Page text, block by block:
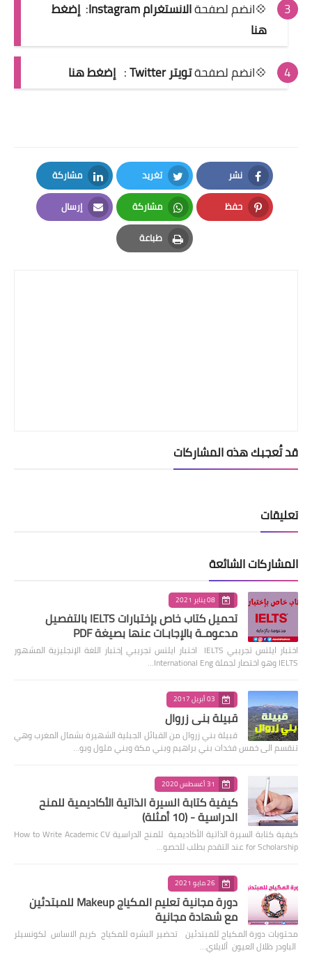
💠انضم لصفحةالانستغرام Instagram : إضغط
هنا
💠انضم لصفحةتويتر Twitter : إضغط هنا
نشر
Facebook
تغريد
Twitter
مشاركة
LinkedIn
حفظ
Pinterest
مشاركة
Whatsapp
إرسال
Email
طباعة
Print
قد تُعجبك هذه المشاركات
تعليقات
المشاركات الشائعة
08 يناير 2021
تحميل كتاب خاص بإختبارات IELTS بالتفصيل
مدعومـة بالإجابـات عنها بصيغة PDF
اختبار ايلتس تجريبي IELTS اختبار ايلتس تجريبي إختبار اللغة الإنجليزية المشهور
IELTS وهو اختصار لجملة International Eng…
03 أبريل 2017
قبيلة بني زروال
قبيلة بني زروال من القبائل الجبلية الشهيرة بشمال المغرب وهي
تنقسم الى خمس فخدات بني براهيم وبني مكة وبني ملول وبو…
31 أغسطس 2020
كيفية كتابة السيرة الذاتية الأكاديمية للمنح
الدراسية - (10 أمثلة)
كيفية كتابة السيرة الذاتية الأكاديمية للمنح الدراسية How to Write Academic CV
for Scholarship عند التقدم بطلب للحصو…
26 مايو 2021
دورة مجانية تعليم المكياج Makeup للمبتدئين
مع شهادة مجانية
محتويات دورة المكياج للمبتدئين تحضير البشره للمكياج كريم الاساس لكونسيلر
الباودر ظلال العيون ألايلاي…